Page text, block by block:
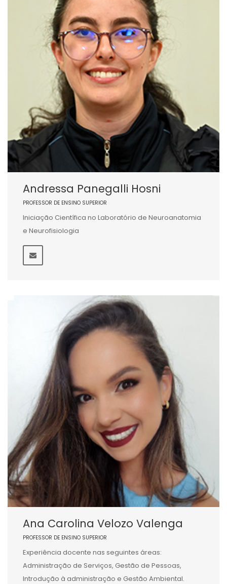
Andressa Panegalli Hosni
PROFESSOR DE ENSINO SUPERIOR
Iniciação Científica no Laboratório de Neuroanatomia
e Neurofisiologia
Ana Carolina Velozo Valenga
PROFESSOR DE ENSINO SUPERIOR
Experiência docente nas seguintes áreas:
Administração de Serviços, Gestão de Pessoas,
Introdução à administração e Gestão Ambiental.